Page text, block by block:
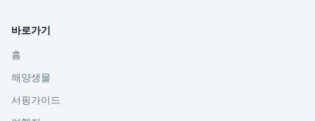
바로가기
홈
해양생물
서핑가이드